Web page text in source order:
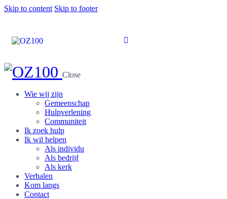
Skip to content Skip to footer
Close
Wie wij zijn
Gemeenschap
Hulpverlening
Communiteit
Ik zoek hulp
Ik wil helpen
Als individu
Als bedrijf
Als kerk
Verhalen
Kom langs
Contact